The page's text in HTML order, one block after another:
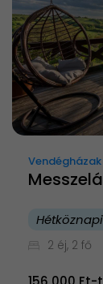
Vendégházak
2 éj, 2 fő